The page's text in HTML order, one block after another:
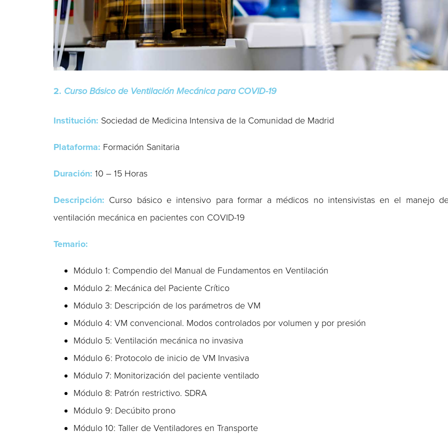
2. Curso Básico de Ventilación Mecánica para COVID-19
Institución: Sociedad de Medicina Intensiva de la Comunidad de Madrid
Plataforma: Formación Sanitaria
Duración: 10 – 15 Horas
Descripción: Curso básico e intensivo para formar a médicos no intensivistas en el manejo
ventilación mecánica en pacientes con COVID-19
Temario:
Módulo 1: Compendio del Manual de Fundamentos en Ventilación
Módulo 2: Mecánica del Paciente Crítico
Módulo 3: Descripción de los parámetros de VM
Módulo 4: VM convencional. Modos controlados por volumen y por presión
Módulo 5: Ventilación mecánica no invasiva
Módulo 6: Protocolo de inicio de VM Invasiva
Módulo 7: Monitorización del paciente ventilado
Módulo 8: Patrón restrictivo. SDRA
Módulo 9: Decúbito prono
Módulo 10: Taller de Ventiladores en Transporte